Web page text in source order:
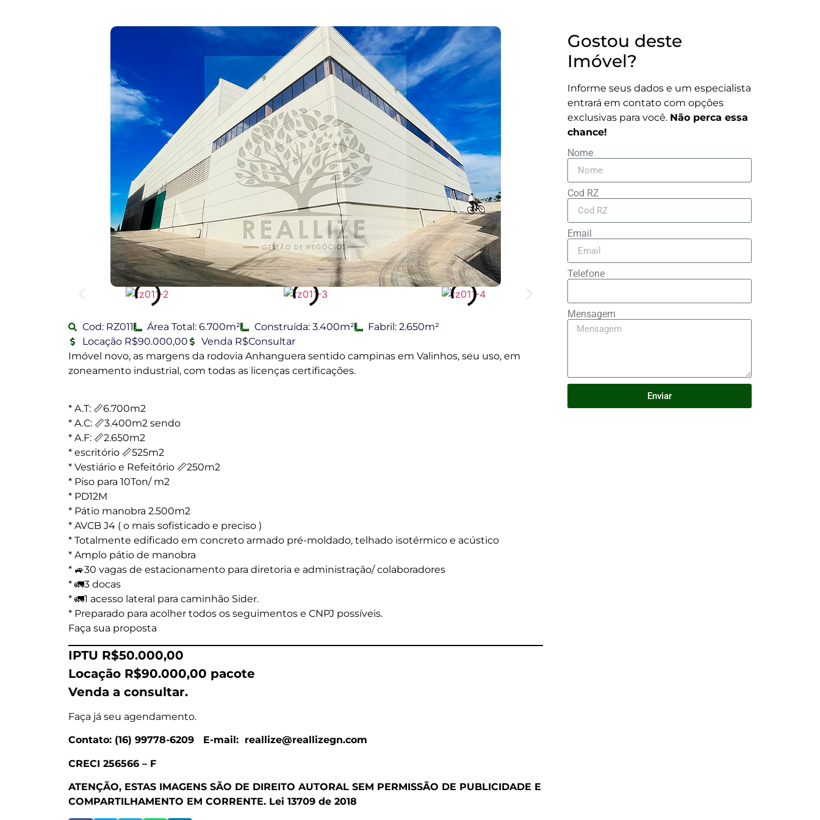
Cod: RZ011 Área Total: 6.700m² Construída: 3.400m²
Fabril: 2.650m²
Locação R$90.000,00
Venda R$Consultar
Imóvel novo, as margens da rodovia Anhanguera sentido campinas em Valinhos, seu uso, em
zoneamento industrial, com todas as licenças certificações.
* A.T: 📏6.700m2
* A.C: 📏3.400m2 sendo
* A.F: 📏2.650m2
* escritório 📏525m2
* Vestiário e Refeitório 📏250m2
* Piso para 10Ton/ m2
* PD12M
* Pátio manobra 2.500m2
* AVCB J4 ( o mais sofisticado e preciso )
* Totalmente edificado em concreto armado pré-moldado, telhado isotérmico e acústico
* Amplo pátio de manobra
* 🚙30 vagas de estacionamento para diretoria e administração/ colaboradores
* 🚛3 docas
* 🚛1 acesso lateral para caminhão Sider.
* Preparado para acolher todos os seguimentos e CNPJ possíveis.
Faça sua proposta
IPTU R$50.000,00
Locação R$90.000,00 pacote
Venda a consultar.
Faça já seu agendamento.
Contato: (16) 99778-6209 E-mail: reallize@reallizegn.com
CRECI 256566 – F
ATENÇÃO, ESTAS IMAGENS SÃO DE DIREITO AUTORAL SEM PERMISSÃO DE PUBLICIDADE E
COMPARTILHAMENTO EM CORRENTE. Lei 13709 de 2018
Gostou deste
Imóvel?
Informe seus dados e um especialista
entrará em contato com opções
exclusivas para você. Não perca essa
chance!
Nome
Cod RZ
Email
Telefone
Mensagem
Enviar